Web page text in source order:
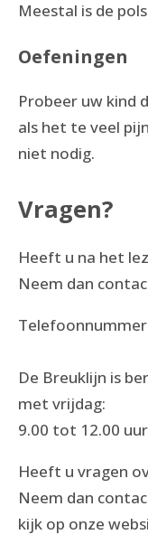
Meestal is de
Oefeningen
Probeer uw kind
als het te veel
niet nodig.
Vragen?
Heeft u na het
Neem dan
Telefoonnummer
De Breuklijn is
met vrijdag:
9.00 tot 12.00
Heeft u vragen
Neem dan
kijk op onze